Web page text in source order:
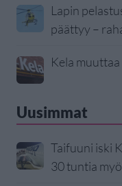
Lapin
päättyy –
Kela
Uusimmat
Taifuuni iski
30 tuntia